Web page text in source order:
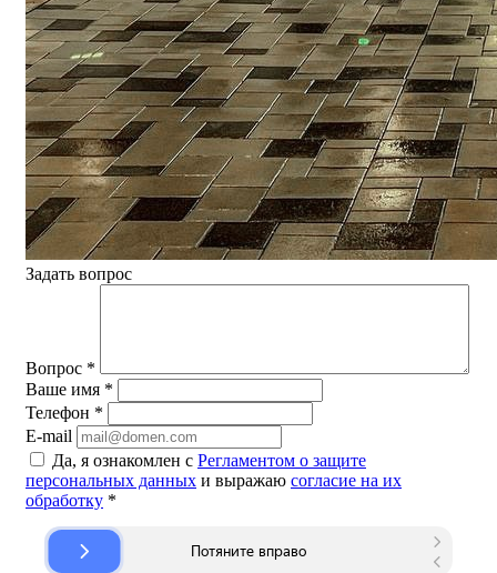
Задать вопрос
Вопрос *
Ваше имя *
Телефон *
E-mail
Да, я ознакомлен с Регламентом о защите
персональных данных и выражаю согласие на их
обработку *